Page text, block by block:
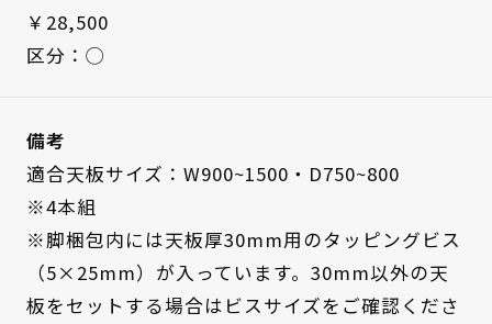
￥28,500
区分：◯
備考
適合天板サイズ：W900~1500・D750~800
※4本組
※脚梱包内には天板厚30mm用のタッピングビス
（5×25mm）が入っています。30mm以外の天
板をセットする場合はビスサイズをご確認くださ